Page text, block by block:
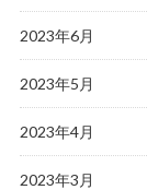
2023年6月
2023年5月
2023年4月
2023年3月